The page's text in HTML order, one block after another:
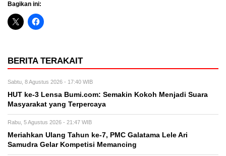
Bagikan ini:
BERITA TERAKAIT
Sabtu, 8 Agustus 2026 - 17:40 WIB
HUT ke-3 Lensa Bumi.com: Semakin Kokoh Menjadi Suara
Masyarakat yang Terpercaya
Rabu, 5 Agustus 2026 - 21:47 WIB
Meriahkan Ulang Tahun ke-7, PMC Galatama Lele Ari
Samudra Gelar Kompetisi Memancing